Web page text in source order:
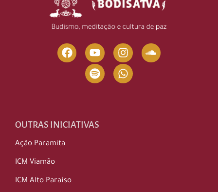
OUTRAS INICIATIVAS
Ação Paramita
ICM Viamão
ICM Alto Paraíso